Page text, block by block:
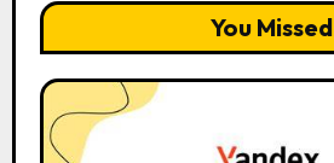
You Missed